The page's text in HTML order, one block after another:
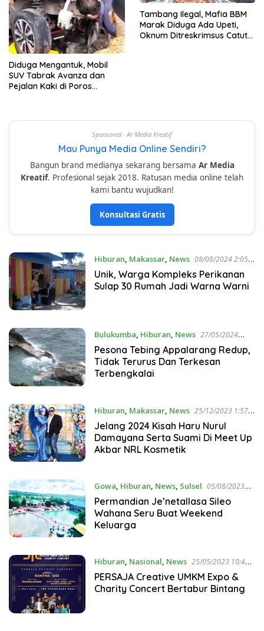
Diduga Mengantuk, Mobil
SUV Tabrak Avanza dan
Pejalan Kaki di Poros
Tambang Ilegal, Mafia BBM
Marak Diduga Ada Upeti,
Oknum Ditreskrimsus Catut
Sponsored · Ar Media Kreatif
Mau Punya Media Online Sendiri?
Bangun brand medianya sekarang bersama Ar Media
Kreatif. Profesional sejak 2018. Ratusan media online telah
kami bantu wujudkan!
Konsultasi Gratis
Hiburan, Makassar, News 08/08/2024 2:05
PM
Unik, Warga Kompleks Perikanan
Sulap 30 Rumah Jadi Warna Warni
Bulukumba, Hiburan, News 27/05/2024
11:53 AM
Pesona Tebing Appalarang Redup,
Tidak Terurus Dan Terkesan
Terbengkalai
Hiburan Makassar, News 25/12/2023 1:57
PM
Jelang 2024 Kisah Haru Nurul
Damayana Serta Suami Di Meet Up
Akbar NRL Kosmetik
Gowa, Hiburan, News, Sulsel 05/08/2023
6:47 PM
Permandian Je’netallasa Sileo
Wahana Seru Buat Weekend
Keluarga
Hiburan, Nasional, News 25/05/2023 10:44
PM
PERSAJA Creative UMKM Expo &
Charity Concert Bertabur Bintang